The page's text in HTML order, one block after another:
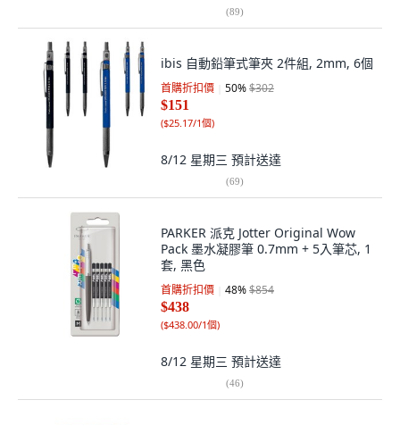
(89)
ibis 自動鉛筆式筆夾 2件組, 2mm, 6個
首購折扣價 50%$302
$151
($25.17/1個)
8/12 星期三 預計送達
(69)
PARKER 派克 Jotter Original Wow
Pack 墨水凝膠筆 0.7mm + 5入筆芯, 1
套, 黑色
首購折扣價 48%$854
$438
($438.00/1個)
8/12 星期三 預計送達
(46)